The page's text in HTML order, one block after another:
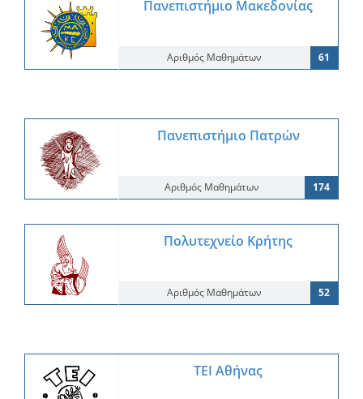
Πανεπιστήμιο Μακεδονίας
Αριθμός Μαθημάτων 61
Πανεπιστήμιο Πατρών
Αριθμός Μαθημάτων 174
Πολυτεχνείο Κρήτης
Αριθμός Μαθημάτων 52
ΤΕΙ Αθήνας